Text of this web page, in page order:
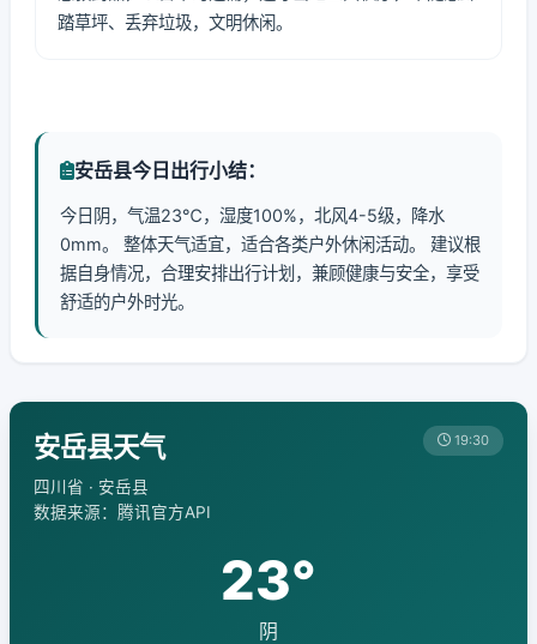
踏草坪、丢弃垃圾，文明休闲。
安岳县今日出行小结：
今日阴，气温23℃，湿度100%，北风4-5级，降水
0mm。 整体天气适宜，适合各类户外休闲活动。 建议根
据自身情况，合理安排出行计划，兼顾健康与安全，享受
舒适的户外时光。
安岳县天气
四川省 · 安岳县
数据来源：腾讯官方API
19:30
23°
阴